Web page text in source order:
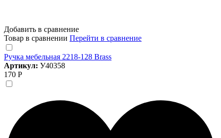
Добавить в сравнение
Товар в сравнении Перейти в сравнение
Ручка мебельная 2218-128 Brass
Артикул: У40358
170 Р